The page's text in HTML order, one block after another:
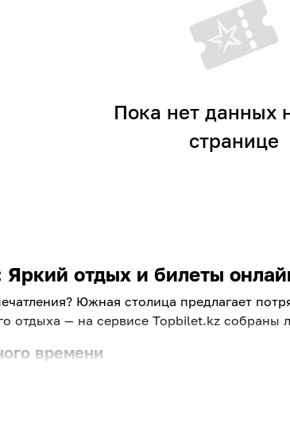
Пока нет данных
странице
Яркий отдых и билеты
Южная столица предлагает
отдыха — на сервисе Topbilet.kz собраны
времени
провести вечер. Найти классное